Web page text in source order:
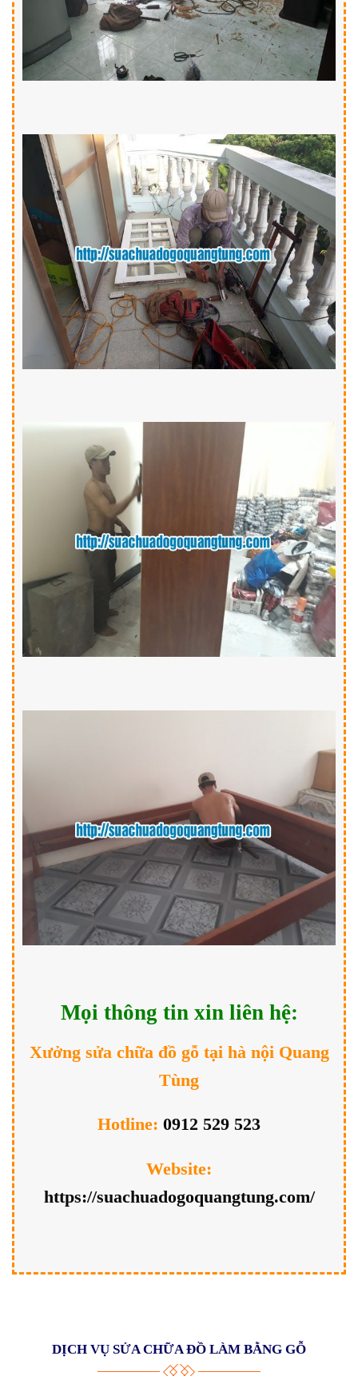
Mọi thông tin xin liên hệ:
Xưởng sửa chữa đồ gỗ tại hà nội Quang
Tùng
Hotline: 0912 529 523
Website:
https://suachuadogoquangtung.com/
DỊCH VỤ SỬA CHỮA ĐỒ LÀM BẰNG GỖ